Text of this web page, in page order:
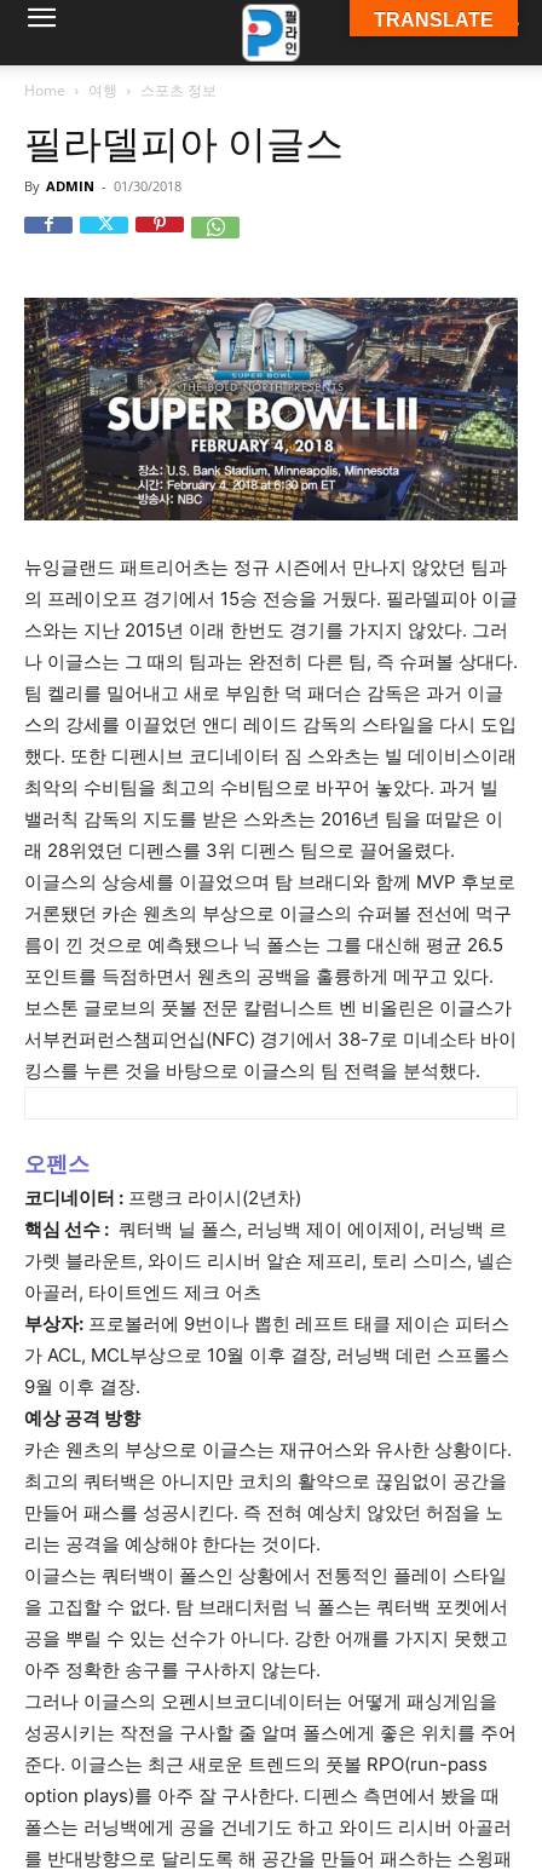
(PA/NJ/DE)
Home 여행 스포츠 정보
필라델피아 이글스
By ADMIN - 01/30/2018
뉴잉글랜드 패트리어츠는 정규 시즌에서 만나지 않았던 팀과
의 프레이오프 경기에서 15승 전승을 거뒀다. 필라델피아 이글
스와는 지난 2015년 이래 한번도 경기를 가지지 않았다. 그러
나 이글스는 그 때의 팀과는 완전히 다른 팀, 즉 슈퍼볼 상대다.
팀 켈리를 밀어내고 새로 부임한 덕 패더슨 감독은 과거 이글
스의 강세를 이끌었던 앤디 레이드 감독의 스타일을 다시 도입
했다. 또한 디펜시브 코디네이터 짐 스와츠는 빌 데이비스이래
최악의 수비팀을 최고의 수비팀으로 바꾸어 놓았다. 과거 빌
밸러칙 감독의 지도를 받은 스와츠는 2016년 팀을 떠맡은 이
래 28위였던 디펜스를 3위 디펜스 팀으로 끌어올렸다.
이글스의 상승세를 이끌었으며 탐 브래디와 함께 MVP 후보로
거론됐던 카손 웬츠의 부상으로 이글스의 슈퍼볼 전선에 먹구
름이 낀 것으로 예측됐으나 닉 폴스는 그를 대신해 평균 26.5
포인트를 득점하면서 웬츠의 공백을 훌륭하게 메꾸고 있다.
보스톤 글로브의 풋볼 전문 칼럼니스트 벤 비올린은 이글스가
서부컨퍼런스챔피언십(NFC) 경기에서 38-7로 미네소타 바이
킹스를 누른 것을 바탕으로 이글스의 팀 전력을 분석했다.
오펜스
코디네이터 : 프랭크 라이시(2년차)
핵심 선수 : 쿼터백 닐 폴스, 러닝백 제이 에이제이, 러닝백 르
가렛 블라운트, 와이드 리시버 알숀 제프리, 토리 스미스, 넬슨
아골러, 타이트엔드 제크 어츠
부상자: 프로볼러에 9번이나 뽑힌 레프트 태클 제이슨 피터스
가 ACL, MCL부상으로 10월 이후 결장, 러닝백 데런 스프롤스
9월 이후 결장.
예상 공격 방향
카손 웬츠의 부상으로 이글스는 재규어스와 유사한 상황이다.
최고의 쿼터백은 아니지만 코치의 활약으로 끊임없이 공간을
만들어 패스를 성공시킨다. 즉 전혀 예상치 않았던 허점을 노
리는 공격을 예상해야 한다는 것이다.
이글스는 쿼터백이 폴스인 상황에서 전통적인 플레이 스타일
을 고집할 수 없다. 탐 브래디처럼 닉 폴스는 쿼터백 포켓에서
공을 뿌릴 수 있는 선수가 아니다. 강한 어깨를 가지지 못했고
아주 정확한 송구를 구사하지 않는다.
그러나 이글스의 오펜시브코디네이터는 어떻게 패싱게임을
성공시키는 작전을 구사할 줄 알며 폴스에게 좋은 위치를 주어
준다. 이글스는 최근 새로운 트렌드의 풋볼 RPO(run-pass
option plays)를 아주 잘 구사한다. 디펜스 측면에서 봤을 때
폴스는 러닝백에게 공을 건네기도 하고 와이드 리시버 아골러
를 반대방향으로 달리도록 해 공간을 만들어 패스하는 스윙패
TRANSLATE